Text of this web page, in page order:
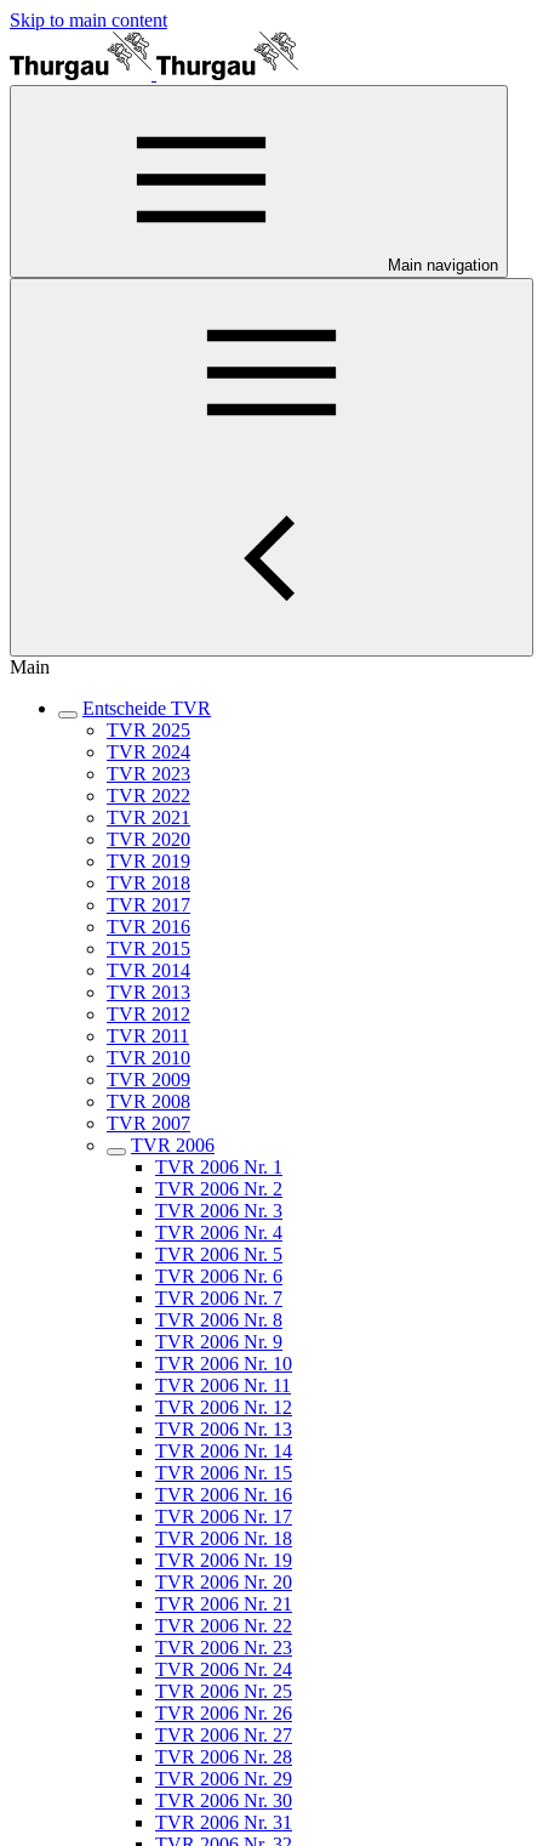
Skip to main content
Main navigation
Main
Entscheide TVR
TVR 2025
TVR 2024
TVR 2023
TVR 2022
TVR 2021
TVR 2020
TVR 2019
TVR 2018
TVR 2017
TVR 2016
TVR 2015
TVR 2014
TVR 2013
TVR 2012
TVR 2011
TVR 2010
TVR 2009
TVR 2008
TVR 2007
TVR 2006
TVR 2006 Nr. 1
TVR 2006 Nr. 2
TVR 2006 Nr. 3
TVR 2006 Nr. 4
TVR 2006 Nr. 5
TVR 2006 Nr. 6
TVR 2006 Nr. 7
TVR 2006 Nr. 8
TVR 2006 Nr. 9
TVR 2006 Nr. 10
TVR 2006 Nr. 11
TVR 2006 Nr. 12
TVR 2006 Nr. 13
TVR 2006 Nr. 14
TVR 2006 Nr. 15
TVR 2006 Nr. 16
TVR 2006 Nr. 17
TVR 2006 Nr. 18
TVR 2006 Nr. 19
TVR 2006 Nr. 20
TVR 2006 Nr. 21
TVR 2006 Nr. 22
TVR 2006 Nr. 23
TVR 2006 Nr. 24
TVR 2006 Nr. 25
TVR 2006 Nr. 26
TVR 2006 Nr. 27
TVR 2006 Nr. 28
TVR 2006 Nr. 29
TVR 2006 Nr. 30
TVR 2006 Nr. 31